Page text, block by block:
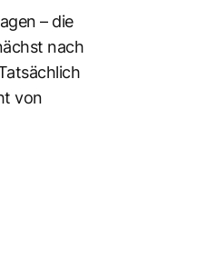
– die
nach
von